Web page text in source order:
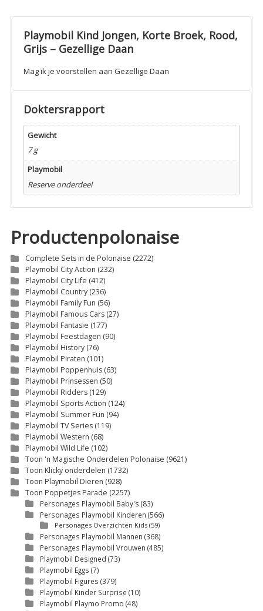
Gezellige
Daan
aantal
Playmobil Kind Jongen, Korte Broek, Rood,
Grijs – Gezellige Daan
Mag ik je voorstellen aan Gezellige Daan
Doktersrapport
Gewicht
7 g
Playmobil
Reserve onderdeel
Productenpolonaise
Complete Sets in de Polonaise (2272)
Playmobil City Action (232)
Playmobil City Life (412)
Playmobil Country (236)
Playmobil Family Fun (56)
Playmobil Famous Cars (27)
Playmobil Fantasie (177)
Playmobil Feestdagen (90)
Playmobil History (76)
Playmobil Piraten (101)
Playmobil Poppenhuis (63)
Playmobil Prinsessen (50)
Playmobil Ridders (129)
Playmobil Sports Action (124)
Playmobil Summer Fun (94)
Playmobil TV Series (119)
Playmobil Western (68)
Playmobil Wild Life (102)
Toon 'n Magische Onderdelen Polonaise (9621)
Toon Klicky onderdelen (1732)
Toon Playmobil Dieren (928)
Toon Poppetjes Parade (2257)
Personages Playmobil Baby's (83)
Personages Playmobil Kinderen (566)
Personages Overzichten Kids (59)
Personages Playmobil Mannen (368)
Personages Playmobil Vrouwen (485)
Playmobil Designed (73)
Playmobil Eggs (7)
Playmobil Figures (379)
Playmobil Kinder Surprise (10)
Playmobil Playmo Promo (48)